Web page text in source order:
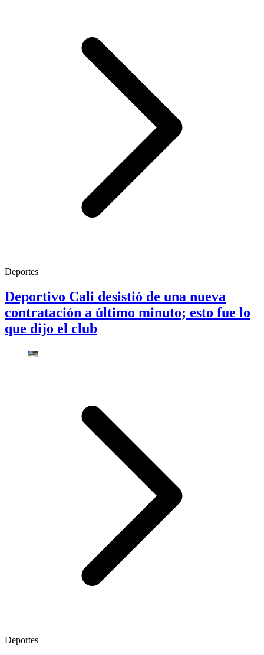
Deportes
Deportivo Cali desistió de una nueva
contratación a último minuto; esto fue lo
que dijo el club
Deportes